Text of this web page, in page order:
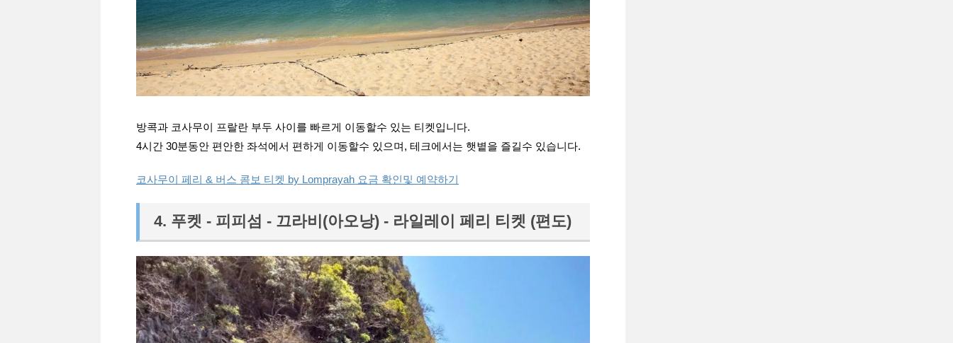
방콕과 코사무이 프랄란 부두 사이를 빠르게 이동할수 있는 티켓입니다.
4시간 30분동안 편안한 좌석에서 편하게 이동할수 있으며, 테크에서는 햇볕을 즐길수 있습니다.
코사무이 페리 & 버스 콤보 티켓 by Lomprayah 요금 확인및 예약하기
4. 푸켓 - 피피섬 - 끄라비(아오낭) - 라일레이 페리 티켓 (편도)